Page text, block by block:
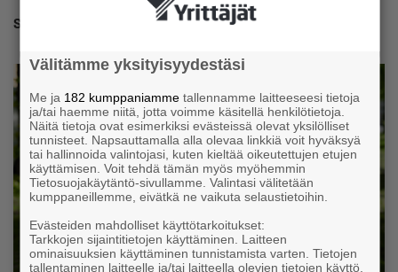
SUBSCRIBE
Välitämme yksityisyydestäsi
Me ja 182 kumppaniammetallennamme laitteeseesi tietoja
ja/tai haemme niitä, jotta voimme käsitellä henkilötietoja.
Näitä tietoja ovat esimerkiksi evästeissä olevat yksilölliset
tunnisteet. Napsauttamalla alla olevaa linkkiä voit hyväksyä
tai hallinnoida valintojasi, kuten kieltää oikeutettujen etujen
käyttämisen. Voit tehdä tämän myös myöhemmin
Tietosuojakäytäntö-sivullamme. Valintasi välitetään
kumppaneillemme, eivätkä ne vaikuta selaustietoihin.
Evästeiden mahdolliset käyttötarkoitukset:
Tarkkojen sijaintitietojen käyttäminen. Laitteen
ominaisuuksien käyttäminen tunnistamista varten. Tietojen
tallentaminen laitteelle ja/tai laitteella olevien tietojen käyttö.